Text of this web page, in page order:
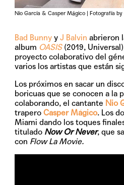
Nio García & Casper Mágico | Fotografía by
Bad Bunny yJ Balvin abrieron
album OASIS(2019,
proyecto colaborativo del
varios los artistas que están
Los próximos en sacar un
boricuas que se conocen a la
colaborando, el cantante Nio
traperoCasper Mágico. Los
Miami dando los toques
titulado Now Or Never, que
con Flow La Movie.